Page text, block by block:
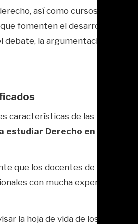
así como cursos de
fomenten el desarrollo de
debate, la argumentación y la
características de las
estudiar Derecho en Perú
que los docentes de la
con mucha experiencia y
la hoja de vida de los